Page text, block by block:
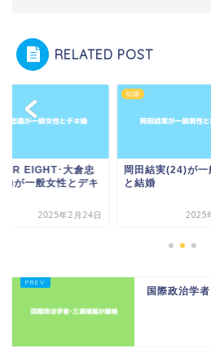
RELATED POST
EIGHT･大倉忠
が一般女性とデキ
2025年2月24日
結婚
岡田結実(24)が一
と結婚
2025
国際政治学